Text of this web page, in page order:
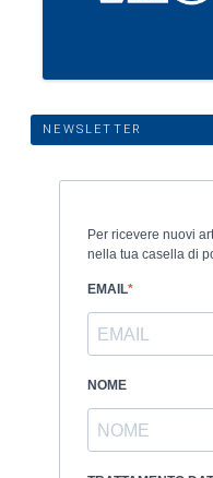
NEWSLETTER